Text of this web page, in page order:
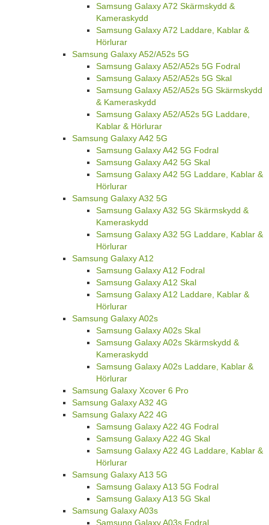
Samsung Galaxy A72 Skärmskydd &
Kameraskydd
Samsung Galaxy A72 Laddare, Kablar &
Hörlurar
Samsung Galaxy A52/A52s 5G
Samsung Galaxy A52/A52s 5G Fodral
Samsung Galaxy A52/A52s 5G Skal
Samsung Galaxy A52/A52s 5G Skärmskydd
& Kameraskydd
Samsung Galaxy A52/A52s 5G Laddare,
Kablar & Hörlurar
Samsung Galaxy A42 5G
Samsung Galaxy A42 5G Fodral
Samsung Galaxy A42 5G Skal
Samsung Galaxy A42 5G Laddare, Kablar &
Hörlurar
Samsung Galaxy A32 5G
Samsung Galaxy A32 5G Skärmskydd &
Kameraskydd
Samsung Galaxy A32 5G Laddare, Kablar &
Hörlurar
Samsung Galaxy A12
Samsung Galaxy A12 Fodral
Samsung Galaxy A12 Skal
Samsung Galaxy A12 Laddare, Kablar &
Hörlurar
Samsung Galaxy A02s
Samsung Galaxy A02s Skal
Samsung Galaxy A02s Skärmskydd &
Kameraskydd
Samsung Galaxy A02s Laddare, Kablar &
Hörlurar
Samsung Galaxy Xcover 6 Pro
Samsung Galaxy A32 4G
Samsung Galaxy A22 4G
Samsung Galaxy A22 4G Fodral
Samsung Galaxy A22 4G Skal
Samsung Galaxy A22 4G Laddare, Kablar &
Hörlurar
Samsung Galaxy A13 5G
Samsung Galaxy A13 5G Fodral
Samsung Galaxy A13 5G Skal
Samsung Galaxy A03s
Samsung Galaxy A03s Fodral